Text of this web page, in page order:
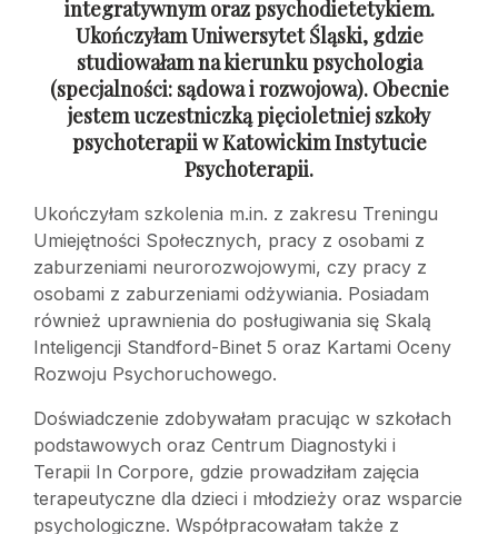
integratywnym oraz psychodietetykiem.
Ukończyłam Uniwersytet Śląski, gdzie
studiowałam na kierunku psychologia
(specjalności: sądowai rozwojowa). Obecnie
jestem uczestniczką pięcioletniej szkoły
psychoterapiiw Katowickim Instytucie
Psychoterapii.
Ukończyłam szkolenia m.in. z zakresu Treningu
Umiejętności Społecznych, pracy z osobami z
zaburzeniami neurorozwojowymi, czy pracy z
osobami z zaburzeniami odżywiania. Posiadam
również uprawnienia do posługiwania się Skalą
Inteligencji Standford-Binet 5 oraz Kartami Oceny
Rozwoju Psychoruchowego.
Doświadczenie zdobywałam pracując w szkołach
podstawowych oraz Centrum Diagnostyki i
Terapii In Corpore, gdzie prowadziłam zajęcia
terapeutyczne dla dzieci i młodzieży oraz wsparcie
psychologiczne. Współpracowałam także z